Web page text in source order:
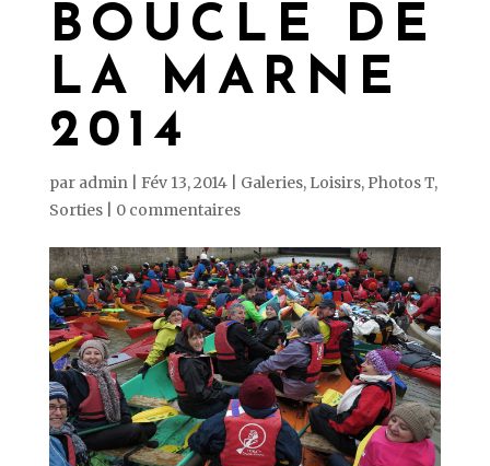
BOUCLE DE
LA MARNE
2014
par admin| Fév 13, 2014| Galeries, Loisirs, Photos T,
Sorties| 0 commentaires